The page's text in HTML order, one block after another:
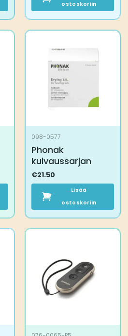
ostoskoriin
098-0577
Phonak
kuivaussarjan
€21.50
Lisää
ostoskoriin